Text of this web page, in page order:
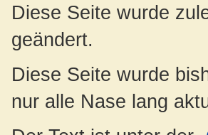
Diese Seite wurde
geändert.
Diese Seite wurde
nur alle Nase lang